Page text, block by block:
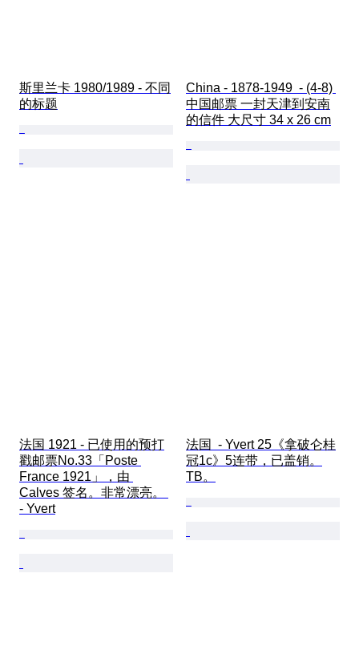
斯里兰卡 1980/1989 - 不同
的标题
China - 1878-1949  - (4-8)
中国邮票 一封天津到安南
的信件 大尺寸 34 x 26 cm
法国 1921 - 已使用的预打
戳邮票No.33「Poste
France 1921」，由
Calves 签名。非常漂亮。
- Yvert
法国  - Yvert 25《拿破仑桂
冠1c》5连带，已盖销。
TB。